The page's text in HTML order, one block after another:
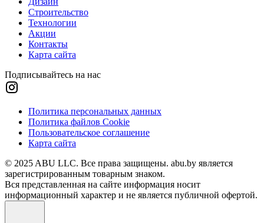
Строительство
Технологии
Акции
Контакты
Карта сайта
Подписывайтесь на нас
Политика персональных данных
Политика файлов Cookie
Пользовательское соглашение
Карта сайта
© 2025 ABU LLC. Все права защищены. abu.by является
зарегистрированным товарным знаком.
Вся представленная на сайте информация носит
информационный характер и не является публичной офертой.